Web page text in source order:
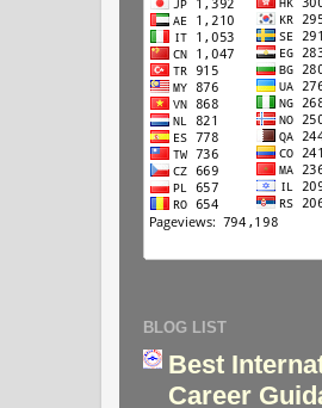
BLOG LIST
Best
Career